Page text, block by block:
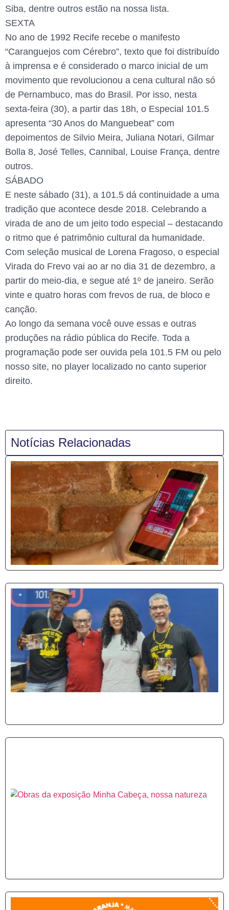
Siba, dentre outros estão na nossa lista.
SEXTA
No ano de 1992 Recife recebe o manifesto
“Caranguejos com Cérebro”, texto que foi distribuído
à imprensa e é considerado o marco inicial de um
movimento que revolucionou a cena cultural não só
de Pernambuco, mas do Brasil. Por isso, nesta
sexta-feira (30), a partir das 18h, o Especial 101.5
apresenta “30 Anos do Manguebeat” com
depoimentos de Silvio Meira, Juliana Notari, Gilmar
Bolla 8, José Telles, Cannibal, Louise França, dentre
outros.
SÁBADO
E neste sábado (31), a 101.5 dá continuidade a uma
tradição que acontece desde 2018. Celebrando a
virada de ano de um jeito todo especial – destacando
o ritmo que é patrimônio cultural da humanidade.
Com seleção musical de Lorena Fragoso, o especial
Virada do Frevo vai ao ar no dia 31 de dezembro, a
partir do meio-dia, e segue até 1º de janeiro. Serão
vinte e quatro horas com frevos de rua, de bloco e
canção.
Ao longo da semana você ouve essas e outras
produções na rádio pública do Recife. Toda a
programação pode ser ouvida pela 101.5 FM ou pelo
nosso site, no player localizado no canto superior
direito.
Notícias Relacionadas